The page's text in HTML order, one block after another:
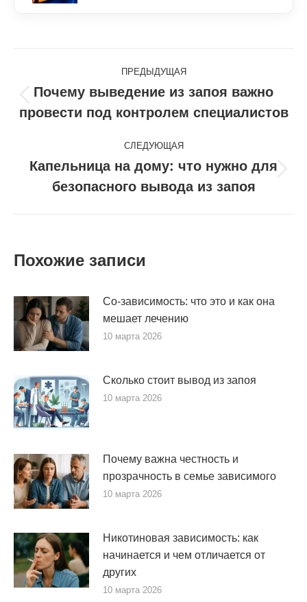
Навигация
по
записям
ПРЕДЫДУЩАЯ
запись:
Почему выведение из запоя важно
провести под контролем специалистов
СЛЕДУЮЩАЯ
Следующая
запись:
Капельница на дому: что нужно для
безопасного вывода из запоя
Похожие записи
Со-зависимость: что это и как она
мешает лечению
10 марта 2026
Сколько стоит вывод из запоя
10 марта 2026
Почему важна честность и
прозрачность в семье зависимого
10 марта 2026
Никотиновая зависимость: как
начинается и чем отличается от
других
10 марта 2026